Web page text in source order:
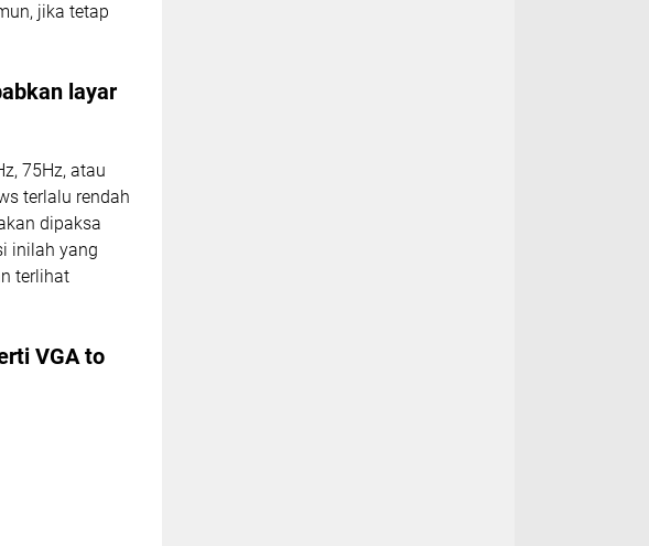
jika tetap
layar
75Hz, atau
terlalu rendah
dipaksa
inilah yang
terlihat
VGA to